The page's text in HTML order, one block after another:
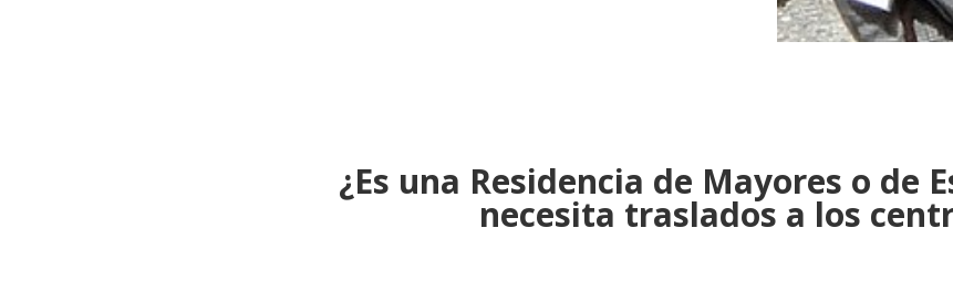
¿Es una Residencia de Mayores o de
necesita traslados a los